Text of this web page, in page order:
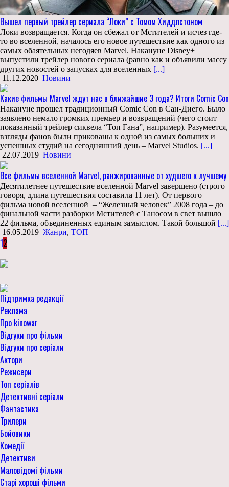
Вышел первый трейлер сериала “Локи” с Томом Хиддлстоном
Локи возвращается. Когда он сбежал от Мстителей и исчез где-
то во вселенной, началось его новое путешествие как одного из
самых обаятельных негодяев Marvel. Накануне Disney+
выпустили трейлер нового сериала (равно как и объявили массу
других новостей о запусках для вселенных [...]
11.12.2020 Новини
Какие фильмы Marvel ждут нас в ближайшие 3 года? Итоги Comic Con
Накануне прошел традиционный Comic Con в Сан-Диего. Было
заявлено немало громких премьер и возвращений (чего стоит
показанный трейлер сиквела “Топ Гана”, например). Разумеется,
взгляды фанов были прикованы к одной из самых больших и
успешных студий на сегодняшний день – Marvel Studios. [...]
22.07.2019 Новини
Все фильмы вселенной Marvel, ранжированные от худшего к лучшему
Десятилетнее путешествие вселенной Marvel завершено (строго
говоря, длина путешествия составила 11 лет). От первого
фильма новой вселенной – “Железный человек” 2008 года – до
финальной части разборки Мстителей с Таносом в свет вышло
22 фильма, объединенных единым замыслом. Такой большой [...]
16.05.2019 Жанри, ТОП
12
Підтримка редакції
Реклама
Про kinowar
Відгуки про фільми
Відгуки про серіали
Актори
Режисери
Топ серіалів
Детективні серіали
Фантастика
Трилери
Бойовики
Комедії
Детективи
Маловідомі фільми
Старі хороші фільми